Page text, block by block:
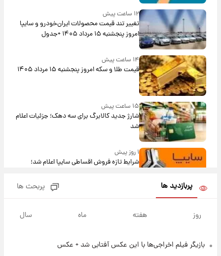
۱۲ ساعت پیش
تغییر تند قیمت محصولات ایران‌خودرو و سایپا
امروز پنجشنبه ۱۵ مرداد ۱۴۰۵ +جدول
۱۴ ساعت پیش
قیمت طلا و سکه امروز پنجشنبه ۱۵ مرداد ۱۴۰۵
۱۵ ساعت پیش
شارژ جدید کالابرگ برای سه دهک؛ جزئیات اعلام
شد
۱ روز پیش
شرایط تازه فروش اقساطی سایپا اعلام شد؛
قیمت سکه و طلا فردا
۲۰ ساعت پیش
پربازدید ها پربحث ها
روز هفته ماه سال
بازیگر فیلم اخراجی‌ها با این عکس آفتابی شد + عکس